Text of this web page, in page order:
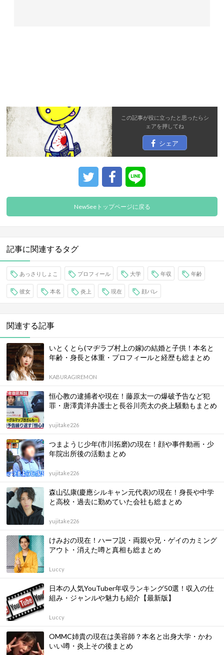
この記事が役に立ったと思ったらシ
ェアを押してね
シェア
NewSeeトップページに戻る
記事に関連するタグ
あっさりしょこ プロフィール 大学 年収 年齢
彼女 本名 炎上 現在 顔バレ
関連する記事
いとくとら(マヂラブ村上の嫁)の結婚と子供！本名と
年齢・身長と体重・プロフィールと経歴も総まとめ
KABURAGIREMON
恒心教の逮捕者や現在！藤原太一の爆破予告など犯
罪・唐澤貴洋弁護士と長谷川亮太の炎上騒動もまとめ
yujitake226
つまようじ少年(市川拓磨)の現在！顔や事件動画・少
年院出所後の活動まとめ
yujitake226
森山弘康(慶應シルキャン元代表)の現在！身長や中学
と高校・過去に勤めていた会社も総まとめ
yujitake226
けみおの現在！ハーフ説・両親や兄・ゲイのカミング
アウト・消えた噂と真相も総まとめ
Luccy
日本の人気YouTuber年収ランキング50選！収入の仕
組み・ジャンルや魅力も紹介【最新版】
Luccy
OMMC姉貴の現在は美容師？本名と出身大学・かわ
いい噂・炎上その後まとめ